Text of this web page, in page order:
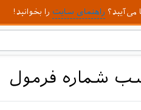
می‌آیید؟ راهنمای سایت را بخوانید!
شماره فرمول